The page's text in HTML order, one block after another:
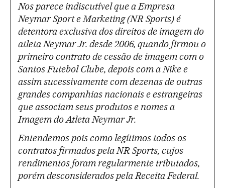
Nos parece indiscutível que a Empresa
Neymar Sport e Marketing (NR Sports) é
detentora exclusiva dos direitos de imagem do
atleta Neymar Jr. desde 2006, quando firmou o
primeiro contrato de cessão de imagem com o
Santos Futebol Clube, depois com a Nike e
assim sucessivamente com dezenas de outras
grandes companhias nacionais e estrangeiras
que associam seus produtos e nomes a
Imagem do Atleta Neymar Jr.
Entendemos pois como legítimos todos os
contratos firmados pela NR Sports, cujos
rendimentos foram regularmente tributados,
porém desconsiderados pela Receita Federal.